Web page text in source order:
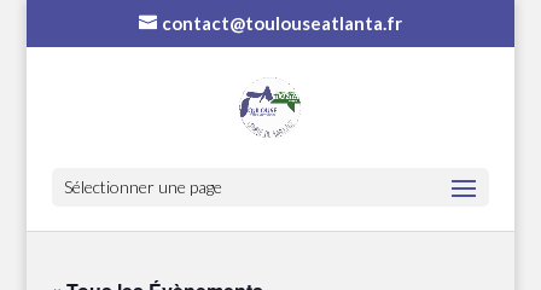
contact@toulouseatlanta.fr
Sélectionner une page